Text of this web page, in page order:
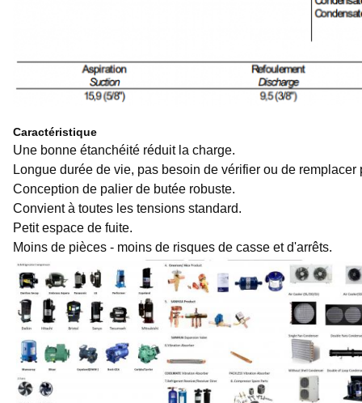
Caractéristique
Une bonne étanchéité réduit la charge.
Longue durée de vie, pas besoin de vérifier ou de
Conception de palier de butée robuste.
Convient à toutes les tensions standard.
Petit espace de fuite.
Moins de pièces - moins de risques de casse et d'arrêts.